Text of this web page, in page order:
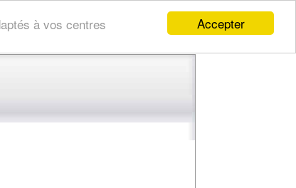
Accepter
à vos centres